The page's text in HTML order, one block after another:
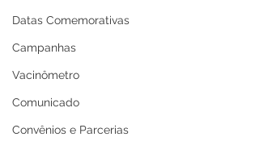
Datas Comemorativas
Campanhas
Vacinômetro
Comunicado
Convênios e Parcerias